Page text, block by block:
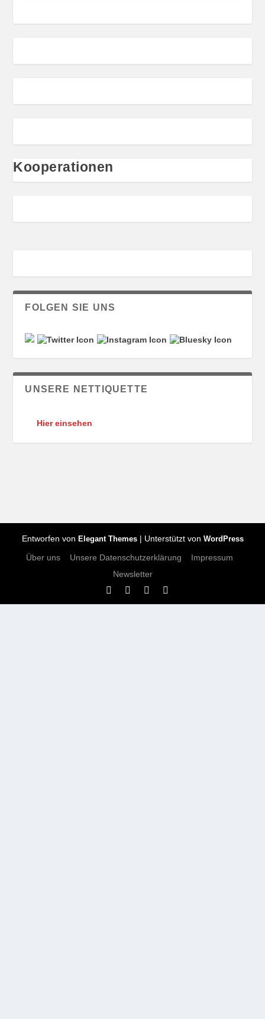
Kooperationen
FOLGEN SIE UNS
UNSERE NETTIQUETTE
Hier einsehen
Entworfen von Elegant Themes| Unterstützt von WordPress
Über uns Unsere Datenschutzerklärung
Impressum
Newsletter